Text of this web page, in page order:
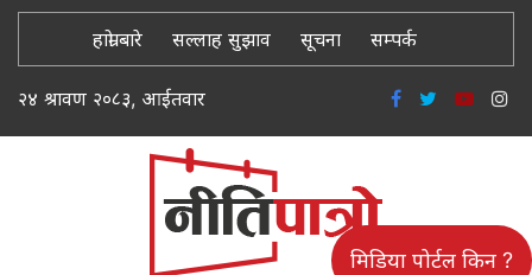
हाम्रो बारे सल्लाह सुझाव सूचना सम्पर्क
२४ श्रावण २०८३, आईतवार
मिडिया पोर्टल किन ?